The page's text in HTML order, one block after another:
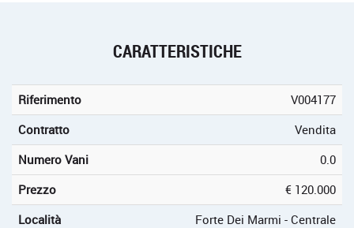
CARATTERISTICHE
Riferimento
V004177
Contratto
Vendita
Numero Vani
0.0
Prezzo
€ 120.000
Località
Forte Dei Marmi - Centrale